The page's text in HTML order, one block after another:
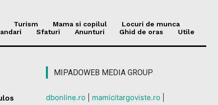
Turism Mama si copilul
Locuri de munca
Sfaturi Anunturi Ghid de oras Utile
MIPADOWEB MEDIA GROUP
dbonline.ro mamicitargoviste.ro